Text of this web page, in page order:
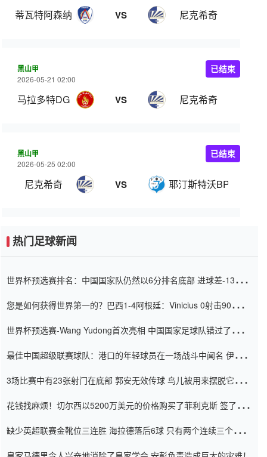
蒂瓦特阿森纳 VS 尼克希奇
黑山甲
2026-05-21 02:00
马拉多特DG VS 尼克希奇
已结束
黑山甲
2026-05-25 02:00
尼克希奇 VS 耶汀斯特沃BP
已结束
热门足球新闻
世界杯预选赛排名：中国国家队仍然以6分排名底部 进球差-13令人
您是如何获得世界第一的？巴西1-4阿根廷：Vinicius 0射击90分钟
世界杯预选赛-Wang Yudong首次亮相 中国国家足球队错过了世界
最佳中国超级联赛球队：港口的年轻球员在一场战斗中闻名 伊万放
3场比赛中有23张射门在底部 郭安无效传球 鸟儿被用来摆脱它
花钱找麻烦！切尔西以5200万美元的价格购买了菲利克斯 签了7年
缺少英超联赛金靴位三连胜 海拉德落后6球 只有两个连续三个连续